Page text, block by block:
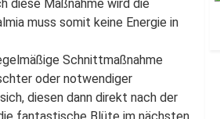
diese Maßnahme wird die
muss somit keine Energie in
Schnittmaßnahme
oder notwendiger
diesen dann direkt nach der